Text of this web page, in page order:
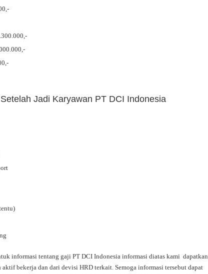
Jadi Karyawan PT DCI Indonesia
informasi tentang gaji PT DCI Indonesia informasi diatas kami dapatkan
aktif bekerja dan dari devisi HRD terkait. Semoga informasi tersebut dapat